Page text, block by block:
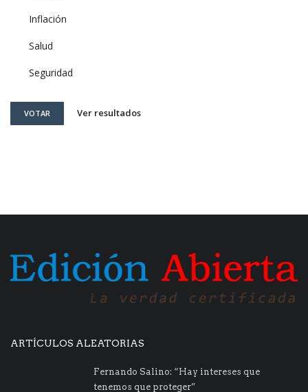
Inflación
Salud
Seguridad
VOTAR Ver resultados
ARTÍCULOS ALEATORIAS
Fernando Salino: “Hay intereses que
tenemos que proteger”